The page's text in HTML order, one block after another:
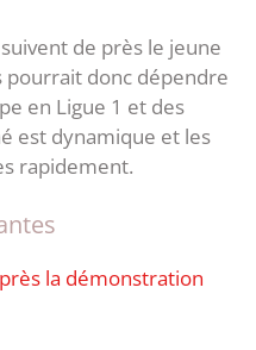
de près le jeune
pourrait donc dépendre
en Ligue 1 et des
est dynamique et les
rapidement.
la démonstration